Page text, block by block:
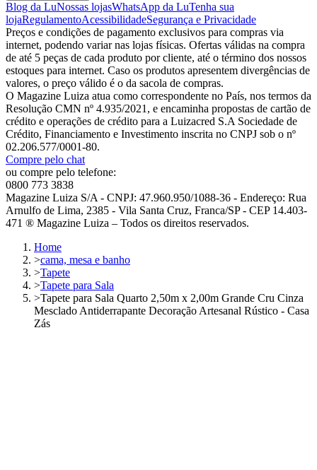
Blog da LuNossas lojasWhatsApp da LuTenha sua
lojaRegulamentoAcessibilidadeSegurança e Privacidade
Preços e condições de pagamento exclusivos para compras via
internet, podendo variar nas lojas físicas. Ofertas válidas na compra
de até 5 peças de cada produto por cliente, até o término dos nossos
estoques para internet. Caso os produtos apresentem divergências de
valores, o preço válido é o da sacola de compras.
O Magazine Luiza atua como correspondente no País, nos termos da
Resolução CMN nº 4.935/2021, e encaminha propostas de cartão de
crédito e operações de crédito para a Luizacred S.A Sociedade de
Crédito, Financiamento e Investimento inscrita no CNPJ sob o nº
02.206.577/0001-80.
Compre pelo chat
ou compre pelo telefone:
0800 773 3838
Magazine Luiza S/A - CNPJ: 47.960.950/1088-36 - Endereço: Rua
Arnulfo de Lima, 2385 - Vila Santa Cruz, Franca/SP - CEP 14.403-
471 ® Magazine Luiza – Todos os direitos reservados.
Home
>cama, mesa e banho
>Tapete
>Tapete para Sala
>Tapete para Sala Quarto 2,50m x 2,00m Grande Cru Cinza
Mesclado Antiderrapante Decoração Artesanal Rústico - Casa
Zás